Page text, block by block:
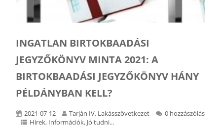
INGATLAN BIRTOKBAADÁSI
JEGYZŐKÖNYV MINTA 2021: A
BIRTOKBAADÁSI JEGYZŐKÖNYV HÁNY
PÉLDÁNYBAN KELL?
2021-07-12 Tarján IV. Lakásszövetkezet
0 hozzászólás
Hírek, Információk, Jó tudni...